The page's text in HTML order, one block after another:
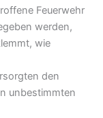
Feuerwehr
werden,
wie
den
unbestimmten